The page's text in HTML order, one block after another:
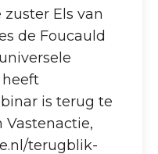
Els van
de Foucauld
heeft
is terug te
Vastenactie,
terugblik-